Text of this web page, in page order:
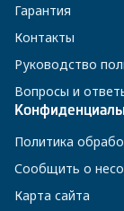
Гарантия
Контакты
Руководство
Вопросы и
Политика
Сообщить о
Карта сайта